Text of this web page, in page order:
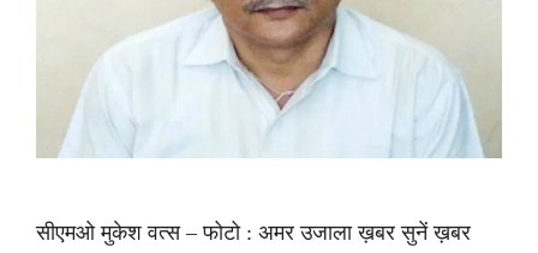
सीएमओ मुकेश वत्स – फोटो : अमर उजाला ख़बर सुनें ख़बर